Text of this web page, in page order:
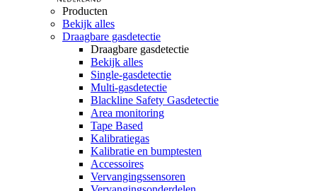
Producten
Bekijk alles
Draagbare gasdetectie
Draagbare gasdetectie
Bekijk alles
Single-gasdetectie
Multi-gasdetectie
Blackline Safety Gasdetectie
Area monitoring
Tape Based
Kalibratiegas
Kalibratie en bumptesten
Accessoires
Vervangingssensoren